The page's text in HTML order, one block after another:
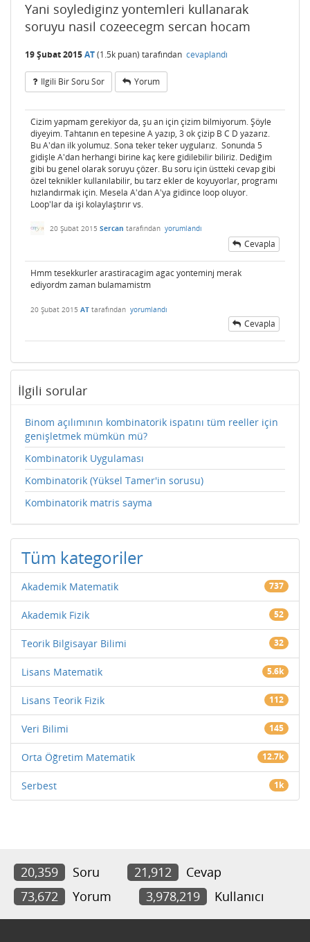
Yani soylediginz yontemleri kullanarak
soruyu nasil cozeecegm sercan hocam
19 Şubat 2015AT(1.5k puan) tarafından cevaplandı
Ilgili Bir Soru Sor Yorum
Cizim yapmam gerekiyor da, şu an için çizim bilmiyorum. Şöyle
diyeyim. Tahtanın en tepesine A yazıp, 3 ok çizip B C D yazarız.
Bu A'dan ilk yolumuz. Sona teker teker uygularız. Sonunda 5
gidişle A'dan herhangi birine kaç kere gidilebilir biliriz. Dediğim
gibi bu genel olarak soruyu çözer. Bu soru için üstteki cevap gibi
özel teknikler kullanılabilir, bu tarz ekler de koyuyorlar, programı
hızlandırmak için. Mesela A'dan A'ya gidince loop oluyor.
Loop'lar da işi kolaylaştırır vs.
20 Şubat 2015 Sercan tarafından yorumlandı
Cevapla
Hmm tesekkurler arastiracagim agac yonteminj merak
ediyordm zaman bulamamistm
20 Şubat 2015 AT tarafından yorumlandı
Cevapla
İlgili sorular
Binom açılımının kombinatorik ispatını tüm reeller için
genişletmek mümkün mü?
Kombinatorik Uygulaması
Kombinatorik (Yüksel Tamer'in sorusu)
Kombinatorik matris sayma
Tüm kategoriler
Akademik Matematik 737
Akademik Fizik 52
Teorik Bilgisayar Bilimi 32
Lisans Matematik 5.6k
Lisans Teorik Fizik 112
Veri Bilimi 145
Orta Öğretim Matematik 12.7k
Serbest 1k
20,359 Soru 21,912
Cevap
73,672
Yorum 3,978,219 Kullanıcı